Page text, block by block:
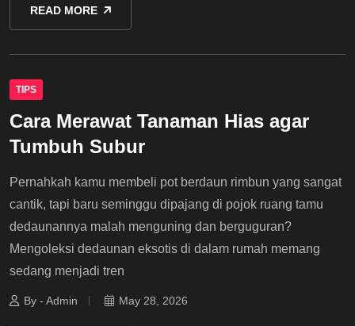
READ MORE
TIPS
Cara Merawat Tanaman Hias agar
Tumbuh Subur
Pernahkah kamu membeli pot berdaun rimbun yang sangat
cantik, tapi baru seminggu dipajang di pojok ruang tamu
dedaunannya malah menguning dan berguguran?
Mengoleksi dedaunan eksotis di dalam rumah memang
sedang menjadi tren
By - Admin May 28, 2026